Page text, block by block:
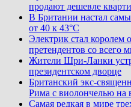
продают дешевле
В Британии настал
от 40 к 43°C
Электрик стал королем
претендентов со всего
Жители Шри-Ланки
президентском дворце
Британский экс-
Рима с виолончелью на
Самая редкая в мире